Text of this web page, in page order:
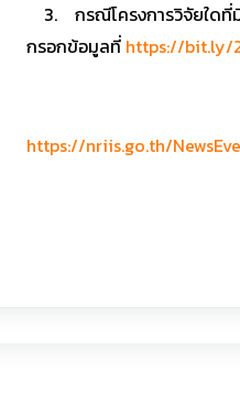
3. กรณีโครงการวิจัยใดที่
กรอกข้อมูลที่ https://bit.ly/
https://nriis.go.th/